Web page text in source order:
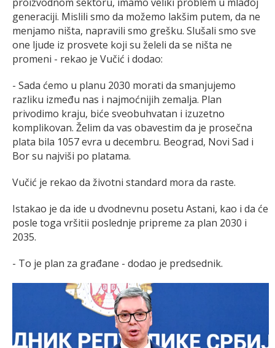
generaciji. Mislili smo da možemo lakšim putem, da ne
menjamo ništa, napravili smo grešku. Slušali smo sve
one ljude iz prosvete koji su želeli da se ništa ne
promeni - rekao je Vučić i dodao:
- Sada ćemo u planu 2030 morati da smanjujemo
razliku između nas i najmoćnijih zemalja. Plan
privodimo kraju, biće sveobuhvatan i izuzetno
komplikovan. Želim da vas obavestim da je prosečna
plata bila 1057 evra u decembru. Beograd, Novi Sad i
Bor su najviši po platama.
Vučić je rekao da životni standard mora da raste.
Istakao je da ide u dvodnevnu posetu Astani, kao i da će
posle toga vršitii poslednje pripreme za plan 2030 i
2035.
- To je plan za građane - dodao je predsednik.